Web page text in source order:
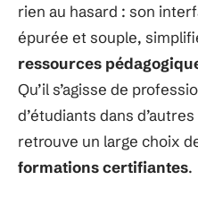
rien au hasard : son
épurée et souple,
ressources
Qu’il s’agisse de
d’étudiants dans
retrouve un large choix
formations certifiantes.